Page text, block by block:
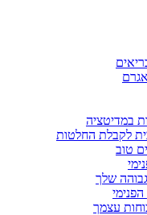
במדיטציה
לקבלת החלטות
טוב
שלך
עצמך